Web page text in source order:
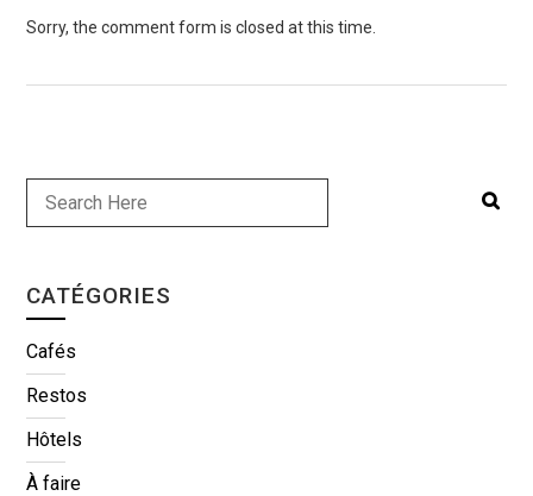
Sorry, the comment form is closed at this time.
CATÉGORIES
Cafés
Restos
Hôtels
À faire